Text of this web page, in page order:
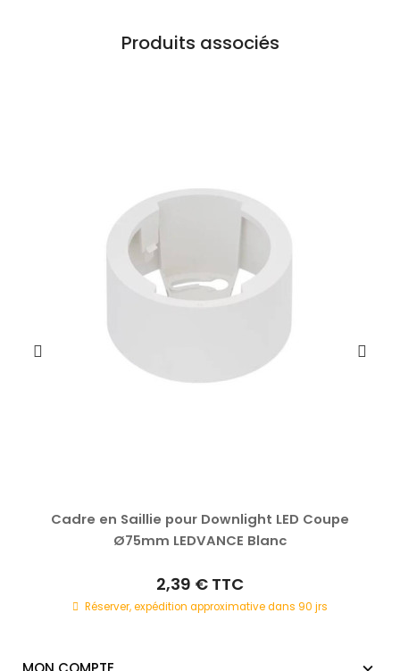
Produits associés
Cadre en Saillie pour Downlight LED Coupe
Ø75mm LEDVANCE Blanc
2,39 € TTC
Réserver, expédition approximative dans 90 jrs